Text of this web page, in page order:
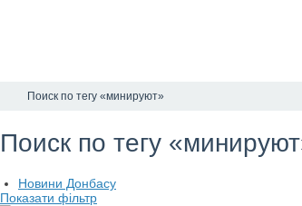
Поиск по тегу «минируют»
Поиск по тегу
Новини Донбасу
Показати фільтр